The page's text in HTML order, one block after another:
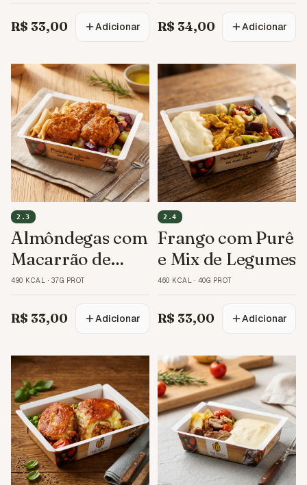
R$ 33,00 Adicionar R$ 34,00 Adicionar
2.3
Almôndegas com
Macarrão de
Arroz
490 KCAL · 37G PROT
R$ 33,00 Adicionar
2.4
Frango com Purê
e Mix de Legumes
460 KCAL · 40G PROT
R$ 33,00 Adicionar